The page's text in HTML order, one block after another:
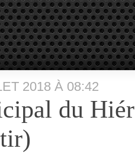
2018 À 08:42
du